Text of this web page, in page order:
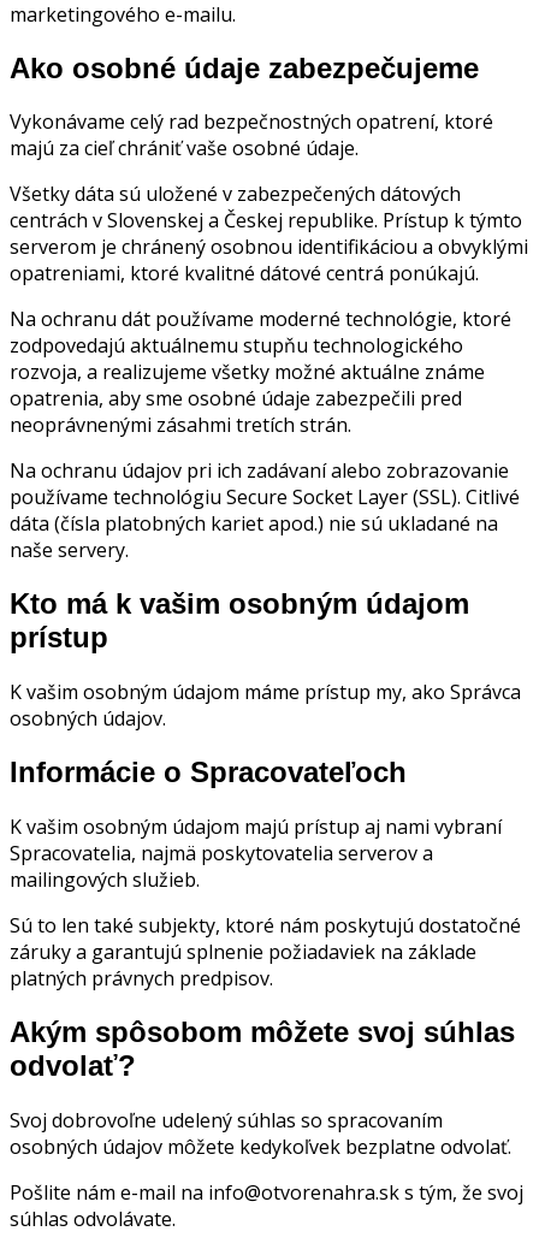
marketingového e-mailu.
Ako osobné údaje zabezpečujeme
Vykonávame celý rad bezpečnostných opatrení, ktoré
majú za cieľ chrániť vaše osobné údaje.
Všetky dáta sú uložené v zabezpečených dátových
centrách v Slovenskej a Českej republike. Prístup k týmto
serverom je chránený osobnou identifikáciou a obvyklými
opatreniami, ktoré kvalitné dátové centrá ponúkajú.
Na ochranu dát používame moderné technológie, ktoré
zodpovedajú aktuálnemu stupňu technologického
rozvoja, a realizujeme všetky možné aktuálne známe
opatrenia, aby sme osobné údaje zabezpečili pred
neoprávnenými zásahmi tretích strán.
Na ochranu údajov pri ich zadávaní alebo zobrazovanie
používame technológiu Secure Socket Layer (SSL). Citlivé
dáta (čísla platobných kariet apod.) nie sú ukladané na
naše servery.
Kto má k vašim osobným údajom
prístup
K vašim osobným údajom máme prístup my, ako Správca
osobných údajov.
Informácie o Spracovateľoch
K vašim osobným údajom majú prístup aj nami vybraní
Spracovatelia, najmä poskytovatelia serverov a
mailingových služieb.
Sú to len také subjekty, ktoré nám poskytujú dostatočné
záruky a garantujú splnenie požiadaviek na základe
platných právnych predpisov.
Akým spôsobom môžete svoj súhlas
odvolať?
Svoj dobrovoľne udelený súhlas so spracovaním
osobných údajov môžete kedykoľvek bezplatne odvolať.
Pošlite nám e-mail na info@otvorenahra.sk s tým, že svoj
súhlas odvolávate.